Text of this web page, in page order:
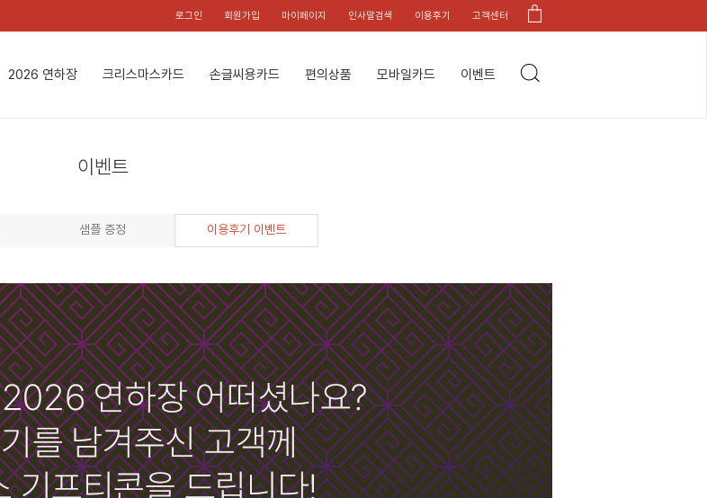
로그인 회원가입 마이페이지 인사말검색 이용후기 고객센터
2026 연하장 크리스마스카드 손글씨용카드 편의상품 모바일카드 이벤트
이벤트
샘플 증정 이용후기 이벤트